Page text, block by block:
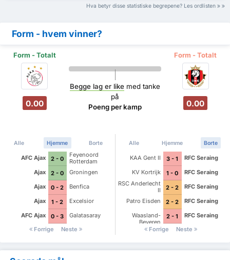
Hva betyr disse statistiske begrepene? Les ordlisten
Form - hvem vinner?
Form - Totalt Form - Totalt
0.00
Begge lag er likemed tanke
på
Poeng per kamp
0.00
Alle Hjemme Borte
AFC Ajax 2 - 0
Feyenoord
Rotterdam
Ajax
2 - 0
Groningen
Ajax
0 - 2
Benfica
Ajax
1 - 2
Excelsior
AFC Ajax
0 - 3
Galatasaray
Forrige
Neste
Alle Hjemme Borte
KAA Gent II 3 - 1
RFC Seraing
KV Kortrijk
1 - 0
RFC Seraing
RSC Anderlecht
II
2 - 2
RFC Seraing
Patro Eisden
2 - 2
RFC Seraing
Waasland-
Beveren
2 - 1
RFC Seraing
Forrige
Neste